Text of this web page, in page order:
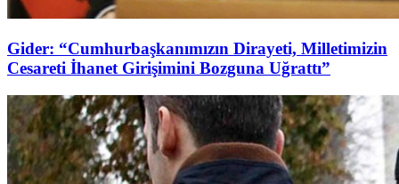
Gider: “Cumhurbaşkanımızın Dirayeti, Milletimizin
Cesareti İhanet Girişimini Bozguna Uğrattı”